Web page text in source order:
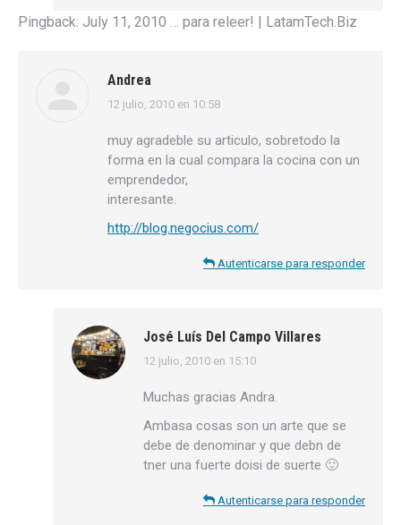
Pingback: July 11, 2010 … para releer! | LatamTech.Biz
Andrea
dice:
12 julio, 2010 en 10:58
muy agradeble su articulo, sobretodo la
forma en la cual compara la cocina con un
emprendedor,
interesante.
http://blog.negocius.com/
Autenticarse para responder
José Luís Del Campo Villares
dice:
12 julio, 2010 en 15:10
Muchas gracias Andra.
Ambasa cosas son un arte que se
debe de denominar y que debn de
tner una fuerte doisi de suerte 🙂
Autenticarse para responder